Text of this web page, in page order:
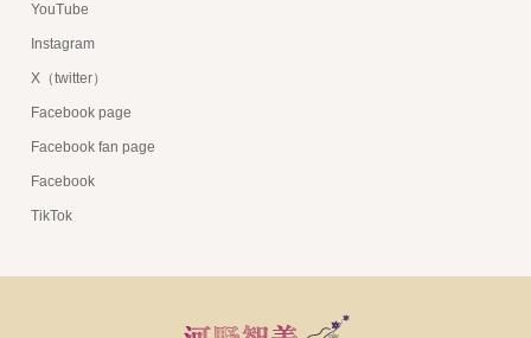
YouTube
Instagram
X（twitter）
Facebook page
Facebook fan page
Facebook
TikTok